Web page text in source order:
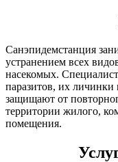
Санэпидемстанция
устранением всех
насекомых.
паразитов, их личинки
защищают от
территории жилого,
помещения.